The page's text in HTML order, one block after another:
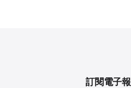
訂閱電子報